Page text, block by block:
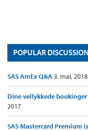
POPULAR
SAS AmEx Q&A3. mai, 2018
Dine vellykkede
2017
SAS Mastercard Premium